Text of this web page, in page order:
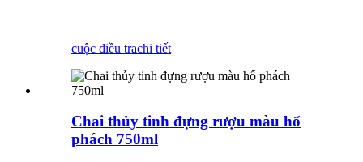
cuộc điều trachi tiết
Chai thủy tinh đựng rượu màu hổ
phách 750ml